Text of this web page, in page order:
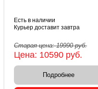
Есть в наличии
Курьер доставит завтра
Старая цена:19990руб.
Цена: 10590 руб.
Подробнее